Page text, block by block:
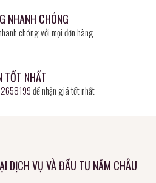
NHANH CHÓNG
chóng với mọi đơn hàng
TỐT NHẤT
để nhận giá tốt nhất
DỊCH VỤ VÀ ĐẦU TƯ NĂM CHÂU